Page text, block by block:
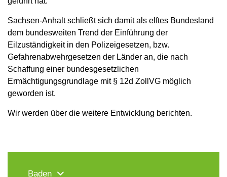
Sachsen-Anhalt schließt sich damit als elftes Bundesland
dem bundesweiten Trend der Einführung der
Eilzuständigkeit in den Polizeigesetzen, bzw.
Gefahrenabwehrgesetzen der Länder an, die nach
Schaffung einer bundesgesetzlichen
Ermächtigungsgrundlage mit § 12d ZollVG möglich
geworden ist.
Wir werden über die weitere Entwicklung berichten.
Baden